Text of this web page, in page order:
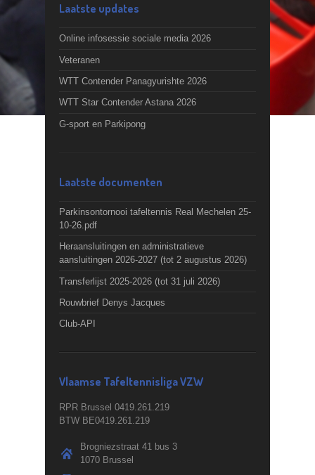
Laatste updates
Online infosessie sociale media 2026
Veteranen
WTT Contender Panagyurishte 2026
WTT Star Contender Astana 2026
G-sport en Parkipong
Laatste documenten
Parkinsontornooi tafeltennis Real Mechelen 25-
10-26.pdf
Heraansluitingen en administratieve
aansluitingen 2026-2027 (tot 2 augustus 2026)
Transferlijst 2025-2026 (tot 31 juli 2026)
Rouwbrief Denys Jacques
Club-API
Vlaamse Tafeltennisliga VZW
RPR Brussel 0419.261.219
BTW BE0419.261.219
Brogniezstraat 41 bus 3
1070 Brussel